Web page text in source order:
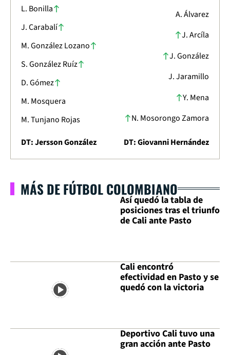
L. Bonilla
J. Carabalí
M. González Lozano
S. González Ruíz
D. Gómez
M. Mosquera
M. Tunjano Rojas
A. Álvarez
J. Arcíla
J. González
J. Jaramillo
Y. Mena
N. Mosorongo Zamora
DT: Jersson González DT: Giovanni Hernández
MÁS DE FÚTBOL COLOMBIANO
Así quedó la tabla de
posiciones tras el triunfo
de Cali ante Pasto
Cali encontró
efectividad en Pasto y se
quedó con la victoria
Deportivo Cali tuvo una
gran acción ante Pasto